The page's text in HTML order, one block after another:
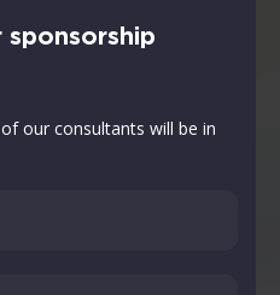
our consultants will be in